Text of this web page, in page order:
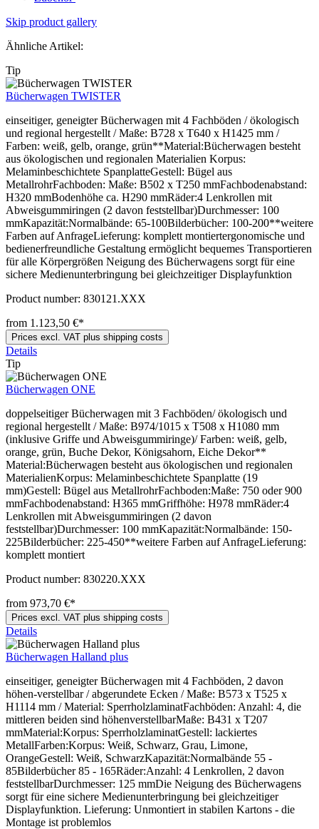
Skip product gallery
Ähnliche Artikel:
Tip
Bücherwagen TWISTER
einseitiger, geneigter Bücherwagen mit 4 Fachböden / ökologisch
und regional hergestellt / Maße: B728 x T640 x H1425 mm /
Farben: weiß, gelb, orange, grün**Material:Bücherwagen besteht
aus ökologischen und regionalen Materialien Korpus:
Melaminbeschichtete SpanplatteGestell: Bügel aus
MetallrohrFachboden: Maße: B502 x T250 mmFachbodenabstand:
H320 mmBodenhöhe ca. H290 mmRäder:4 Lenkrollen mit
Abweisgummiringen (2 davon feststellbar)Durchmesser: 100
mmKapazität:Normalbände: 65-100Bilderbücher: 100-200**weitere
Farben auf AnfrageLieferung: komplett montiertergonomische und
bedienerfreundliche Gestaltung ermöglicht bequemes Transportieren
für alle Körpergrößen Neigung des Bücherwagens sorgt für eine
sichere Medienunterbringung bei gleichzeitiger Displayfunktion
Product number: 830121.XXX
from 1.123,50 €*
Prices excl. VAT plus shipping costs
Details
Tip
Bücherwagen ONE
doppelseitiger Bücherwagen mit 3 Fachböden/ ökologisch und
regional hergestellt / Maße: B974/1015 x T508 x H1080 mm
(inklusive Griffe und Abweisgummiringe)/ Farben: weiß, gelb,
orange, grün, Buche Dekor, Königsahorn, Eiche Dekor**
Material:Bücherwagen besteht aus ökologischen und regionalen
MaterialienKorpus: Melaminbeschichtete Spanplatte (19
mm)Gestell: Bügel aus MetallrohrFachboden:Maße: 750 oder 900
mmFachbodenabstand: H365 mmGriffhöhe: H978 mmRäder:4
Lenkrollen mit Abweisgummiringen (2 davon
feststellbar)Durchmesser: 100 mmKapazität:Normalbände: 150-
225Bilderbücher: 225-450**weitere Farben auf AnfrageLieferung:
komplett montiert
Product number: 830220.XXX
from 973,70 €*
Prices excl. VAT plus shipping costs
Details
Bücherwagen Halland plus
einseitiger, geneigter Bücherwagen mit 4 Fachböden, 2 davon
höhen-verstellbar / abgerundete Ecken / Maße: B573 x T525 x
H1114 mm / Material: SperrholzlaminatFachböden: Anzahl: 4, die
mittleren beiden sind höhenverstellbarMaße: B431 x T207
mmMaterial:Korpus: SperrholzlaminatGestell: lackiertes
MetallFarben:Korpus: Weiß, Schwarz, Grau, Limone,
OrangeGestell: Weiß, SchwarzKapazität:Normalbände 55 -
85Bilderbücher 85 - 165Räder:Anzahl: 4 Lenkrollen, 2 davon
feststellbarDurchmesser: 125 mmDie Neigung des Bücherwagens
sorgt für eine sichere Medienunterbringung bei gleichzeitiger
Displayfunktion. Lieferung: Unmontiert in stabilen Kartons - die
Montage ist problemlos